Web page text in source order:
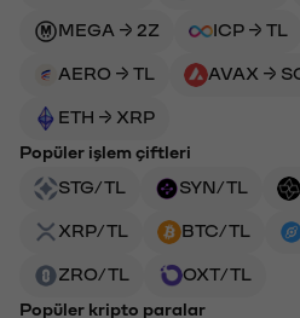
MEGA → 2Z ICP → TL
AERO → TL AVAX →
ETH → XRP
Popüler işlem çiftleri
STG/TL
SYN/TL
XRP/TL BTC/TL
ZRO/TL
OXT/TL
Popüler kripto paralar